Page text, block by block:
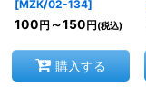
[MZK/02-134]
100 円 ～150 円 (税込)
購入する